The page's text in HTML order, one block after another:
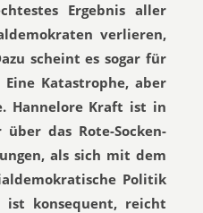
Ergebnis aller
verlieren,
scheint es sogar für
Eine Katastrophe, aber
Hannelore Kraft ist in
das Rote-Socken-
als sich mit dem
Politik
konsequent, reicht